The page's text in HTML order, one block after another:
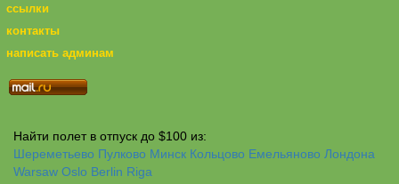
ссылки
контакты
написать админам
Найти полет в отпуск до $100 из:
Шереметьево Пулково Минск Кольцово Емельяново Лондона
Warsaw Oslo Berlin Riga